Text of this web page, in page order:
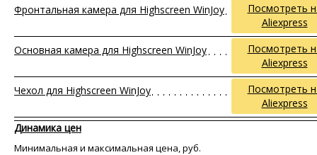
Фронтальная камера для Highscreen WinJoy
Посмотреть
Aliexpress
Основная камера для Highscreen WinJoy
Посмотреть
Aliexpress
Чехол для Highscreen WinJoy
Посмотреть
Aliexpress
Динамика цен
Минимальная и максимальная цена, руб.